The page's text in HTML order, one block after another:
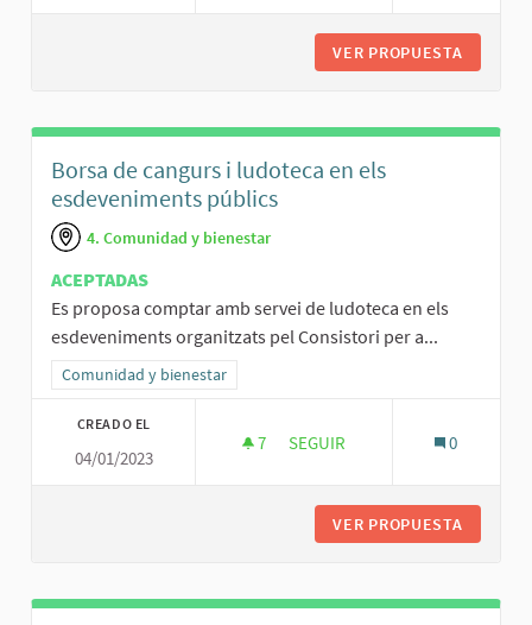
VER PROPUESTA
Borsa de cangurs i ludoteca en els
esdeveniments públics
4. Comunidad y bienestar
ACEPTADAS
Es proposa comptar amb servei de ludoteca en els
esdeveniments organitzats pel Consistori per a...
Resultados al filtrar por la categoría: Comunidad y bienestar
Comunidad y bienestar
CREADO EL
04/01/2023
7 7 SEGUIDORAS
SEGUIR 0
VER PROPUESTA